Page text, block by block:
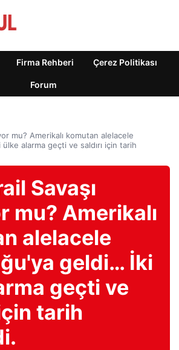
Firma Rehberi Çerez Politikası
Forum
mu? Amerikalı komutan alelacele
alarma geçti ve saldırı için tarih
Savaşı
mu? Amerikalı
alelacele
geldi… İki
geçti ve
tarih